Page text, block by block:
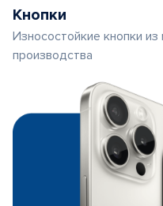
Кнопки
Износостойкие кнопки
производства